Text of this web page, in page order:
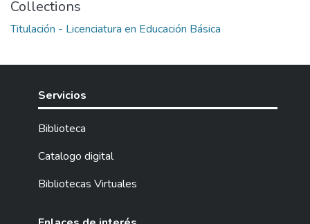
Collections
Titulación - Licenciatura en Educación Básica
Servicios
Biblioteca
Catalogo digital
Bibliotecas Virtuales